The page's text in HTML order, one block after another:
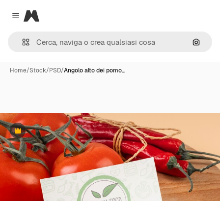
Close menu
Magnific
Cerca
Home/Stock/PSD/Angolo alto dei pomo…
Premium